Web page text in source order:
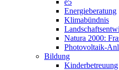
e5
Energieberatung
Klimabündnis
Natura 2000:
Photovoltaik-
Bildung
Kinderbetreuung